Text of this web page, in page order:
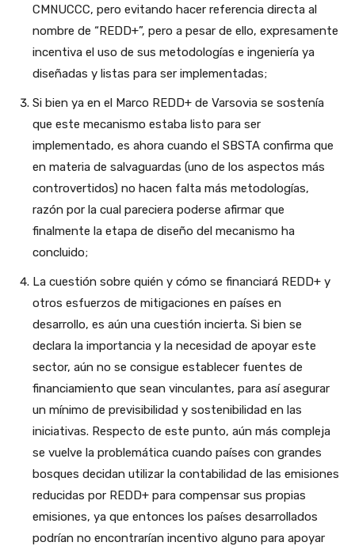
CMNUCCC, pero evitando hacer referencia directa al
nombre de “REDD+”, pero a pesar de ello, expresamente
incentiva el uso de sus metodologías e ingeniería ya
diseñadas y listas para ser implementadas;
Si bien ya en el Marco REDD+ de Varsovia se sostenía
que este mecanismo estaba listo para ser
implementado, es ahora cuando el SBSTA confirma que
en materia de salvaguardas (uno de los aspectos más
controvertidos) no hacen falta más metodologías,
razón por la cual pareciera poderse afirmar que
finalmente la etapa de diseño del mecanismo ha
concluido;
La cuestión sobre quién y cómo se financiará REDD+ y
otros esfuerzos de mitigaciones en países en
desarrollo, es aún una cuestión incierta. Si bien se
declara la importancia y la necesidad de apoyar este
sector, aún no se consigue establecer fuentes de
financiamiento que sean vinculantes, para así asegurar
un mínimo de previsibilidad y sostenibilidad en las
iniciativas. Respecto de este punto, aún más compleja
se vuelve la problemática cuando países con grandes
bosques decidan utilizar la contabilidad de las emisiones
reducidas por REDD+ para compensar sus propias
emisiones, ya que entonces los países desarrollados
podrían no encontrarían incentivo alguno para apoyar